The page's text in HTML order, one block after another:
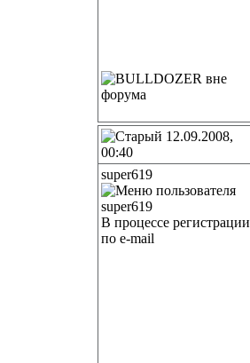
12.09.2008,
00:40
super619
В процессе регистрации
по e-mail